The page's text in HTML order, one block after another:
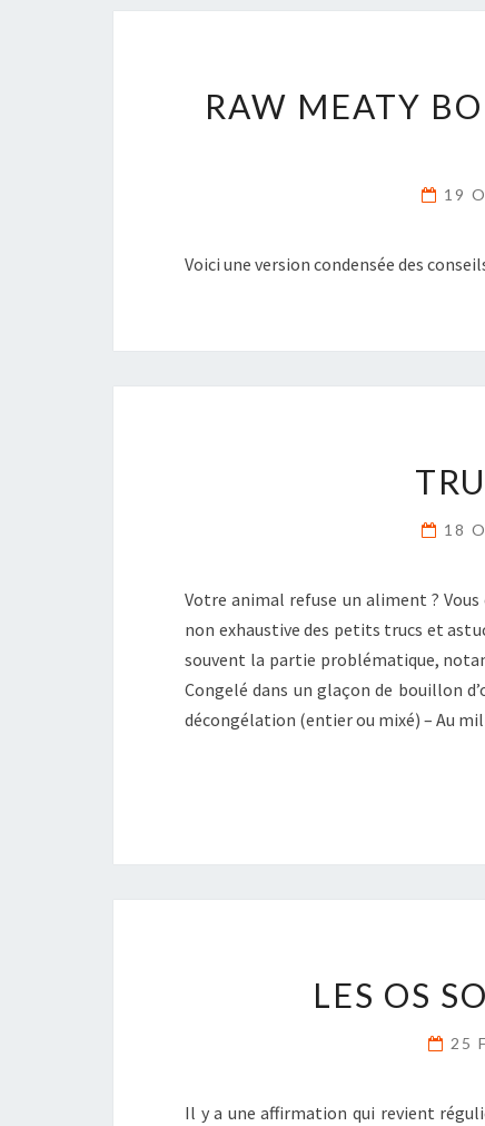
RAW MEATY
19
Voici une version condensée des
18
Votre animal refuse un aliment ?
non exhaustive des petits trucs et
souvent la partie problématique,
Congelé dans un glaçon de bouillon
décongélation (entier ou mixé) – Au
LES OS
25
Il y a une affirmation qui revient